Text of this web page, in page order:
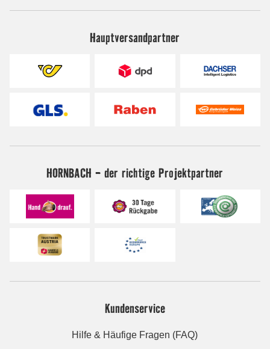
Hauptversandpartner
HORNBACH - der richtige Projektpartner
Kundenservice
Hilfe & Häufige Fragen (FAQ)